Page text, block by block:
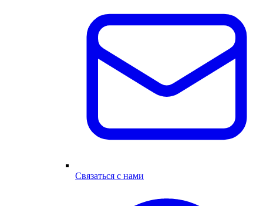
Связаться с нами